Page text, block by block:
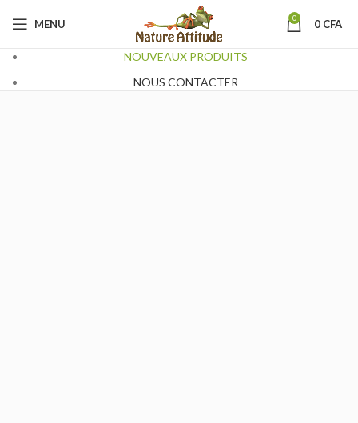
MENU 0 0 CFA
NOUVEAUX PRODUITS
NOUS CONTACTER